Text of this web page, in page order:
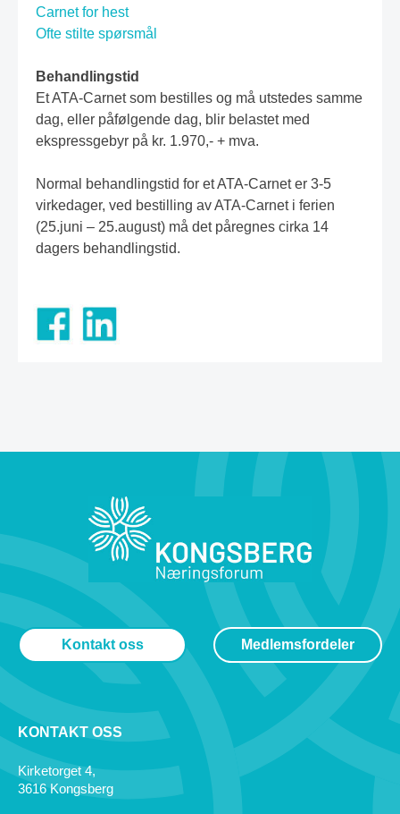
Carnet for hest
Ofte stilte spørsmål
Behandlingstid
Et ATA-Carnet som bestilles og må utstedes samme
dag, eller påfølgende dag, blir belastet med
ekspressgebyr på kr. 1.970,- + mva.
Normal behandlingstid for et ATA-Carnet er 3-5
virkedager, ved bestilling av ATA-Carnet i ferien
(25.juni – 25.august) må det påregnes cirka 14
dagers behandlingstid.
Kontakt oss Medlemsfordeler
KONTAKT OSS
Kirketorget 4,
3616 Kongsberg